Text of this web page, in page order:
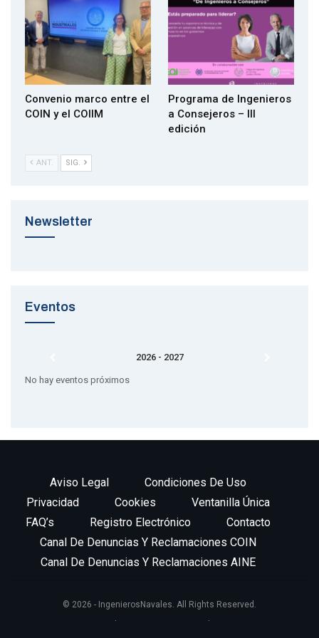
curso.
▪ Alumnos del MAERM matriculados en el curso 2019/2020 que
sean Ingenieros Navales y Oceánicos.
▪ Personas que hayan desarrollado un proyecto individual o en
grupo (con un máximo de tres estudiantes), siempre y cuando
todos los componentes del grupo cumplan alguno de los tres
requisitos anteriores.
finaliza el26 de marzo de 2021
2º Premio: “Implantación de Aerogeneradores Flotantes en
Assessment of an Offshore Gravity Based Wind Turbine”.
Convenio marco entre el
COIN y el COIIM
Programa de Ingenieros
a Consejeros – III
edición
ANT. SIG.
Newsletter
Eventos
2026 - 2027
No hay eventos próximos
Aviso Legal
Condiciones De Uso
Privacidad
Cookies
Ventanilla Única
FAQ’s
Registro Electrónico
Contacto
Canal De Denuncias Y Reclamaciones COIN
Canal De Denuncias Y Reclamaciones AINE
© 2026 - IngenierosNavales. All Rights Reserved.
Website Design:
BetterStudio